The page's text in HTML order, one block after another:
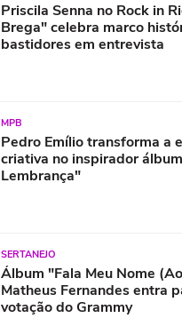
Priscila Senna no Rock in
Brega" celebra marco
bastidores em entrevista
MPB
Pedro Emílio transforma a
criativa no inspirador
Lembrança"
SERTANEJO
Álbum "Fala Meu Nome
Matheus Fernandes entra
votação do Grammy